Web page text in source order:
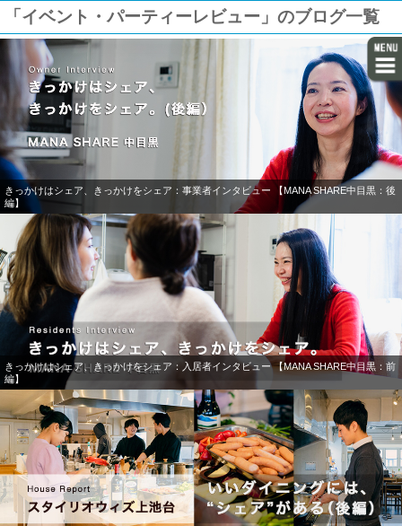
「イベント・パーティーレビュー」のブログ一覧
きっかけはシェア、きっかけをシェア：事業者インタビュー 【MANA SHARE中目黒：後
編】
きっかけはシェア、きっかけをシェア：入居者インタビュー 【MANA SHARE中目黒：前
編】